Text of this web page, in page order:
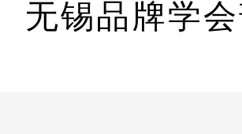
无锡品牌学